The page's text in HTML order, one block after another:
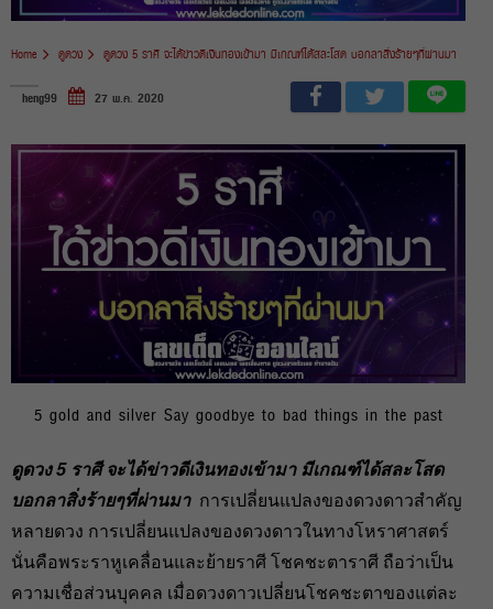
Home ดูดวง ดูดวง 5 ราศี จะได้ข่าวดีเงินทองเข้ามา มีเกณฑ์ได้สละโสด บอกลาสิ่งร้ายๆที่ผ่านมา
heng99 27 พ.ค. 2020
5 gold and silver Say goodbye to bad things in the past
ดูดวง 5 ราศี จะได้ข่าวดีเงินทองเข้ามา มีเกณฑ์ได้สละโสด
บอกลาสิ่งร้ายๆที่ผ่านมาการเปลี่ยนแปลงของดวงดาวสำคัญ
หลายดวง การเปลี่ยนแปลงของดวงดาวในทางโหราศาสตร์
นั่นคือพระราหูเคลื่อนและย้ายราศี โชคชะตาราศี ถือว่าเป็น
ความเชื่อส่วนบุคคล เมื่อดวงดาวเปลี่ยนโชคชะตาของแต่ละ